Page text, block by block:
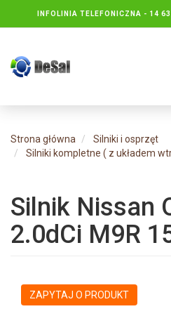
INFOLINIA TELEFONICZNA - 14
PONIEDZIAŁKU DO PIĄTKU : 8.30
Strona główna
Silniki i osprzęt
Silniki kompletne ( z układem
Silnik Nissan
2.0dCi M9R
ZAPYTAJ O PRODUKT